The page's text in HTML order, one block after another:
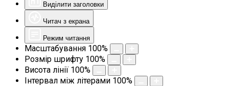
Виділити заголовки
Читач з екрана
Режим читання
Масштабування 100%
Розмір шрифту 100%
Висота лінії 100%
Інтервал між літерами 100%